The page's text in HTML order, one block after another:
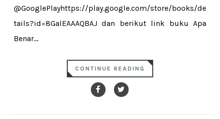
@GooglePlayhttps://play.google.com/store/books/de
tails?id=8GalEAAAQBAJ dan berikut link buku Apa
Benar...
CONTINUE READING